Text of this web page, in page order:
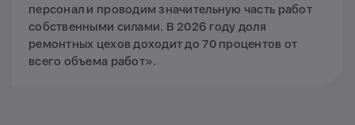
персонал и проводим значительную часть работ
собственными силами. В 2026 году доля
ремонтных цехов доходит до 70 процентов от
всего объема работ».